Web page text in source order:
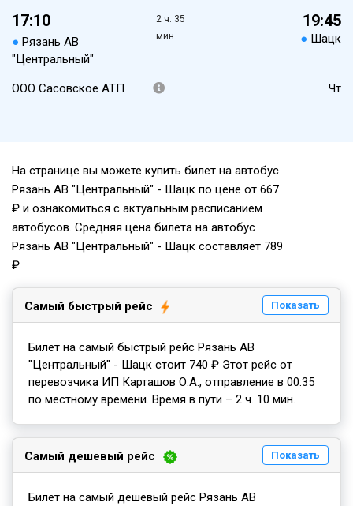
17:10
● Рязань АВ
"Центральный"
2 ч. 35
мин.
19:45
● Шацк
ООО Сасовское АТП Чт
На странице вы можете купить билет на автобус
Рязань АВ "Центральный" - Шацк по цене от 667
₽ и ознакомиться с актуальным расписанием
автобусов. Средняя цена билета на автобус
Рязань АВ "Центральный" - Шацк составляет 789
₽
Самый быстрый рейс Показать
Билет на самый быстрый рейс Рязань АВ
"Центральный" - Шацк стоит 740 ₽ Этот рейс от
перевозчика ИП Карташов О.А., отправление в 00:35
по местному времени. Время в пути – 2 ч. 10 мин.
Самый дешевый рейс Показать
Билет на самый дешевый рейс Рязань АВ